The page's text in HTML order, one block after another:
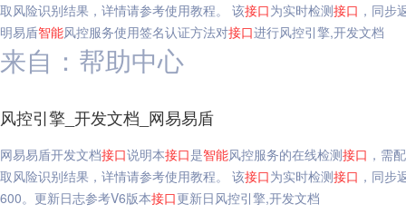
取风险识别结果，详情请参考使用教程。 该接口为实时检测接口 ，同步
明易盾智能风控服务使用签名认证方法对接口进行风控引擎,开发文档
来自：帮助中心
风控引擎_开发文档_网易易盾
网易易盾开发文档接口说明本接口是智能风控服务的在线检测接口 ，需
取风险识别结果，详情请参考使用教程。 该接口为实时检测接口 ，同步
600。更新日志参考V6版本接口更新日风控引擎,开发文档